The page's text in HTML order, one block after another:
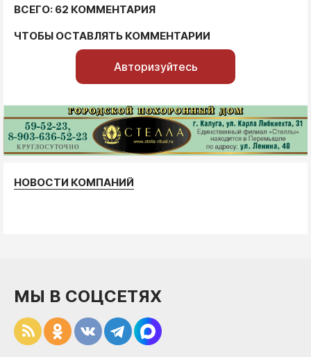
ВСЕГО: 62 КОММЕНТАРИЯ
ЧТОБЫ ОСТАВЛЯТЬ КОММЕНТАРИИ
Авторизуйтесь
НОВОСТИ КОМПАНИЙ
МЫ В СОЦСЕТЯХ